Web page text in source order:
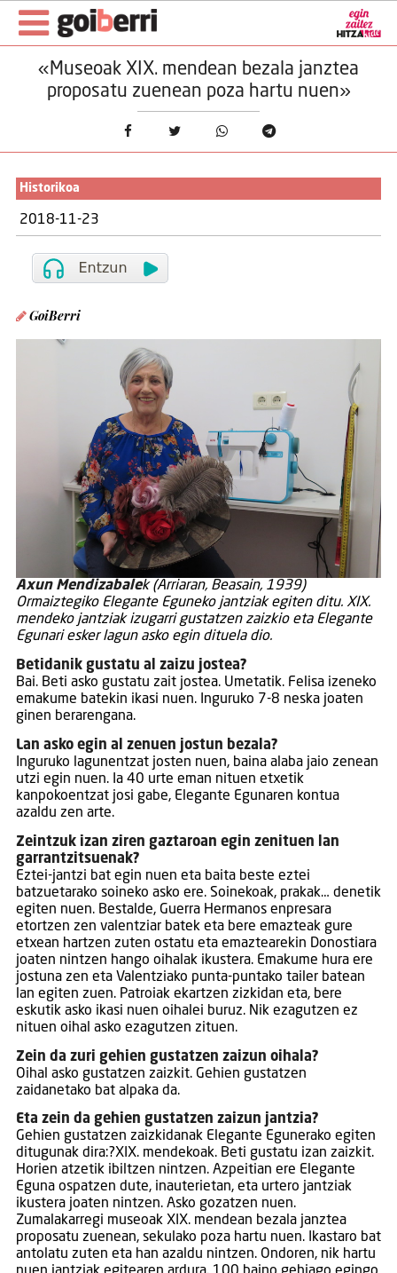
«Museoak XIX. mendean bezala janztea
proposatu zuenean poza hartu nuen»
Historikoa
2018-11-23
GoiBerri
Axun Mendizabalek (Arriaran, Beasain, 1939)
Ormaiztegiko Elegante Eguneko jantziak egiten ditu. XIX.
mendeko jantziak izugarri gustatzen zaizkio eta Elegante
Egunari esker lagun asko egin dituela dio.
Betidanik gustatu al zaizu jostea?
Bai. Beti asko gustatu zait jostea. Umetatik. Felisa izeneko
emakume batekin ikasi nuen. Inguruko 7-8 neska joaten
ginen berarengana.
Lan asko egin al zenuen jostun bezala?
Inguruko lagunentzat josten nuen, baina alaba jaio zenean
utzi egin nuen. Ia 40 urte eman nituen etxetik
kanpokoentzat josi gabe, Elegante Egunaren kontua
azaldu zen arte.
Zeintzuk izan ziren gaztaroan egin zenituen lan
garrantzitsuenak?
Eztei-jantzi bat egin nuen eta baita beste eztei
batzuetarako soineko asko ere. Soinekoak, prakak… denetik
egiten nuen. Bestalde, Guerra Hermanos enpresara
etortzen zen valentziar batek eta bere emazteak gure
etxean hartzen zuten ostatu eta emaztearekin Donostiara
joaten nintzen hango oihalak ikustera. Emakume hura ere
jostuna zen eta Valentziako punta-puntako tailer batean
lan egiten zuen. Patroiak ekartzen zizkidan eta, bere
eskutik asko ikasi nuen oihalei buruz. Nik ezagutzen ez
nituen oihal asko ezagutzen zituen.
Zein da zuri gehien gustatzen zaizun oihala?
Oihal asko gustatzen zaizkit. Gehien gustatzen
zaidanetako bat alpaka da.
Eta zein da gehien gustatzen zaizun jantzia?
Gehien gustatzen zaizkidanak Elegante Egunerako egiten
ditugunak dira:?XIX. mendekoak. Beti gustatu izan zaizkit.
Horien atzetik ibiltzen nintzen. Azpeitian ere Elegante
Eguna ospatzen dute, inauterietan, eta urtero jantziak
ikustera joaten nintzen. Asko gozatzen nuen.
Zumalakarregi museoak XIX. mendean bezala janztea
proposatu zuenean, sekulako poza hartu nuen. Ikastaro bat
antolatu zuten eta han azaldu nintzen. Ondoren, nik hartu